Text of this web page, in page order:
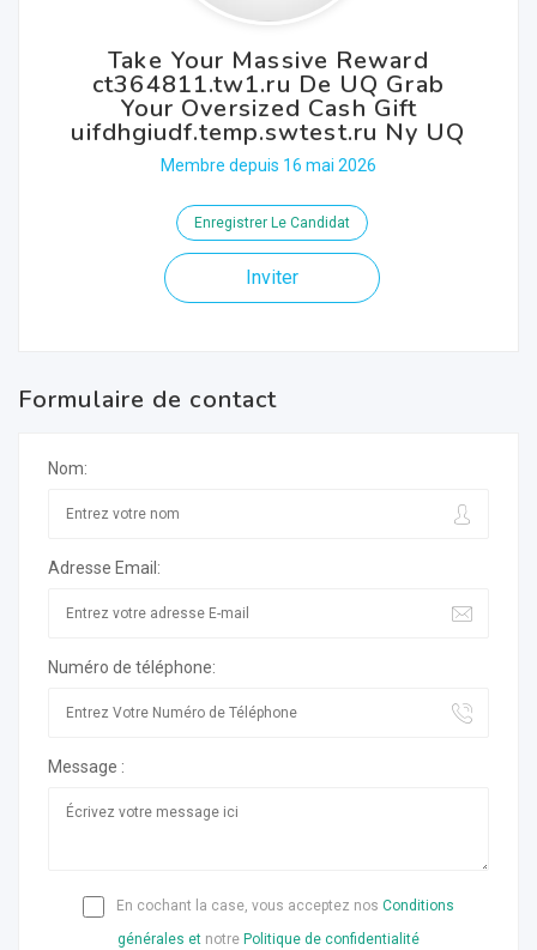
Take Your Massive Reward
ct364811.tw1.ru De UQ Grab
Your Oversized Cash Gift
uifdhgiudf.temp.swtest.ru Ny UQ
Membre depuis 16 mai 2026
Enregistrer Le Candidat
Inviter
Formulaire de contact
Nom:
Adresse Email:
Numéro de téléphone:
Message :
En cochant la case, vous acceptez nos Conditions
générales et notre Politique de confidentialité